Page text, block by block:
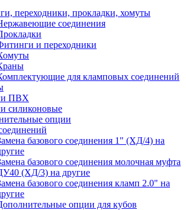
переходники, прокладки, хомуты
соединения
и переходники
для кламповых соединений
ПВХ
силиконовые
опции
базового соединения 1" (ХД/4) на
базового соединения молочная муфта
(ХД/3) на другие
базового соединения кламп 2.0" на
опции для кубов